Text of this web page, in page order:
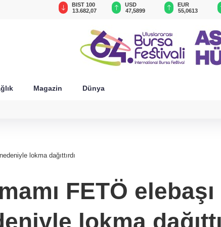
BIST 100
13.682,07
USD
47,5899
EUR
55,0613
Magazin Dünya
lokma dağıttırdı
FETÖ
lokma